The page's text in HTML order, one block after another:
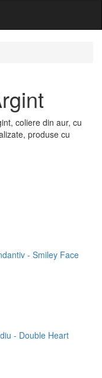
coliere din aur, cu
produse cu
- Smiley Face
- Double Heart